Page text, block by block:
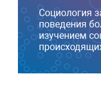
Социология
поведения
изучением